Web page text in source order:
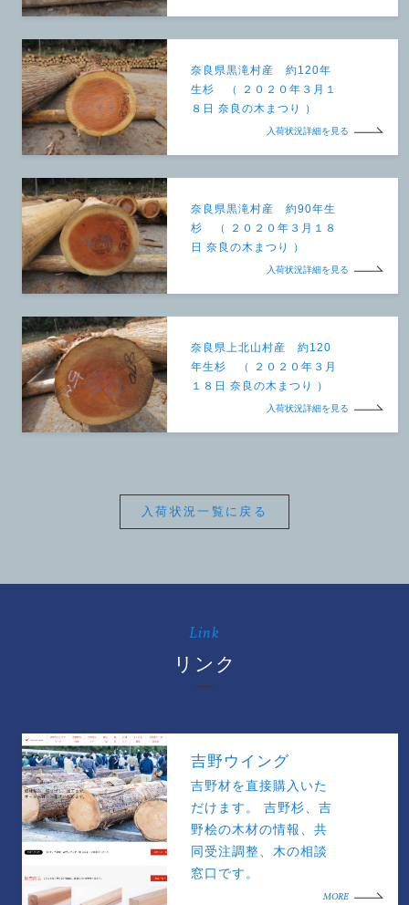
奈良県黒滝村産 約120年
生杉 （ ２０２０年３月１
８日 奈良の木まつり ）
入荷状況詳細を見る
奈良県黒滝村産 約90年生
杉 （ ２０２０年３月１８
日 奈良の木まつり ）
入荷状況詳細を見る
奈良県上北山村産 約120
年生杉 （ ２０２０年３月
１８日 奈良の木まつり ）
入荷状況詳細を見る
入荷状況一覧に戻る
Link
リンク
吉野ウイング
吉野材を直接購入いた
だけます。 吉野杉、吉
野桧の木材の情報、共
同受注調整、木の相談
窓口です。
MORE